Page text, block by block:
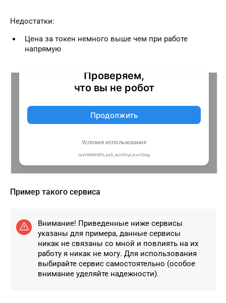
Недостатки:
Цена за токен немного выше чем при работе
напрямую
Пример такого сервиса
Внимание! Приведенные ниже сервисы
указаны для примера, данные сервисы
никак не связаны со мной и повлиять на их
работу я никак не могу. Для использования
выбирайте сервис самостоятельно (особое
внимание уделяйте надежности).